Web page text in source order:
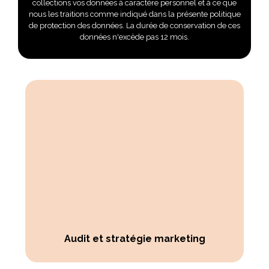
collections vos données à caractère personnel et à ce que
nous les traitions comme indiqué dans la présente politique
de protection des données. La durée de conservation de ces
données n'excède pas 12 mois.
Audit et stratégie marketing